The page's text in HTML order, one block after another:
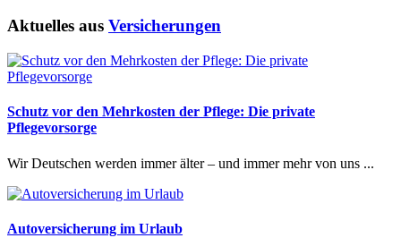
Aktuelles aus Versicherungen
Schutz vor den Mehrkosten der Pflege: Die private
Pflegevorsorge
Wir Deutschen werden immer älter – und immer mehr von uns ...
Autoversicherung im Urlaub